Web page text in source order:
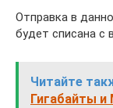
Отправка в
будет списана с
Читайте
Гигабайты